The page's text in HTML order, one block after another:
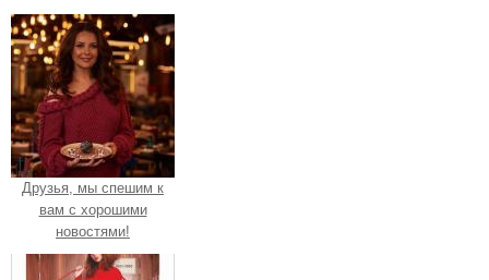
Друзья, мы спешим к
вам с хорошими
новостями!